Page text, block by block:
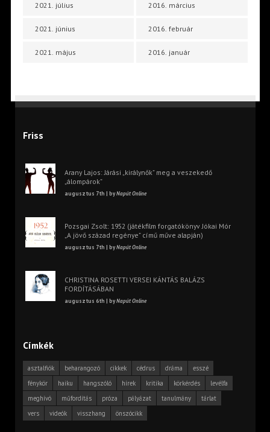
2021. július
2021. június
2021. május
2016. március
2016. február
2016. január
Friss
Arany Lajos: Járási „királynők” meg a veszekedő
„álompárok”
augusztus 7th | byNapút Online
Pozsgai Zsolt: 1952 (játékfilm forgatókönyv Jókai Mór
„A jövő század regénye” című műve alapján)
augusztus 7th | byNapút Online
CHRISTINA ROSETTI VERSEI KÁNTÁS BALÁZS
FORDÍTÁSÁBAN
augusztus 6th | byNapút Online
Címkék
asztalfiók beharangozó cikkek cédrus dráma
esszé
fénykör
haiku hangszóló hírek kritika körkérdés
levélfa
meghívó
műfordítás próza pályázat tanulmány
tárlat
vers
videók visszhang önszócikk